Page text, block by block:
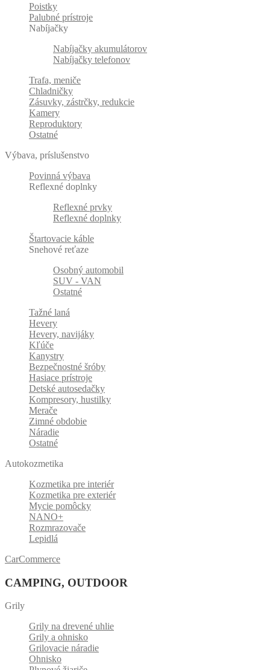
Poistky
Palubné prístroje
Nabíjačky
Nabíjačky akumulátorov
Nabíjačky telefonov
Trafa, meniče
Chladničky
Zásuvky, zástrčky, redukcie
Kamery
Reproduktory
Ostatné
Výbava, príslušenstvo
Povinná výbava
Reflexné doplnky
Reflexné prvky
Reflexné doplnky
Štartovacie káble
Snehové reťaze
Osobný automobil
SUV - VAN
Ostatné
Tažné laná
Hevery
Hevery, navijáky
Kľúče
Kanystry
Bezpečnostné šróby
Hasiace prístroje
Detské autosedačky
Kompresory, hustilky
Merače
Zimné obdobie
Náradie
Ostatné
Autokozmetika
Kozmetika pre interiér
Kozmetika pre exteriér
Mycie pomôcky
NANO+
Rozmrazovače
Lepidlá
CarCommerce
CAMPING, OUTDOOR
Grily
Grily na drevené uhlie
Grily a ohnisko
Grilovacie náradie
Ohnisko